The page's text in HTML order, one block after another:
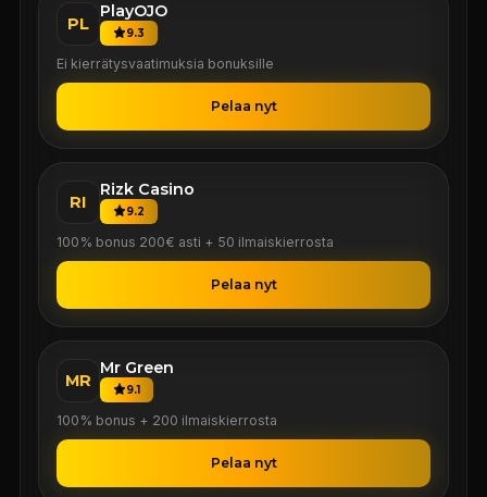
PL
PlayOJO
9.3
Ei kierrätysvaatimuksia bonuksille
Pelaa nyt
RI
Rizk Casino
9.2
100% bonus 200€ asti + 50 ilmaiskierrosta
Pelaa nyt
MR
Mr Green
9.1
100% bonus + 200 ilmaiskierrosta
Pelaa nyt